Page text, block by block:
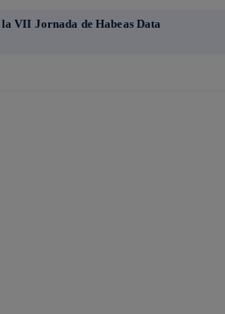
VII Jornada de Habeas Data